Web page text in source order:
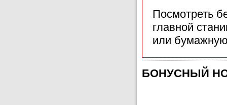
Посмотреть
главной
или
БОНУСНЫЙ